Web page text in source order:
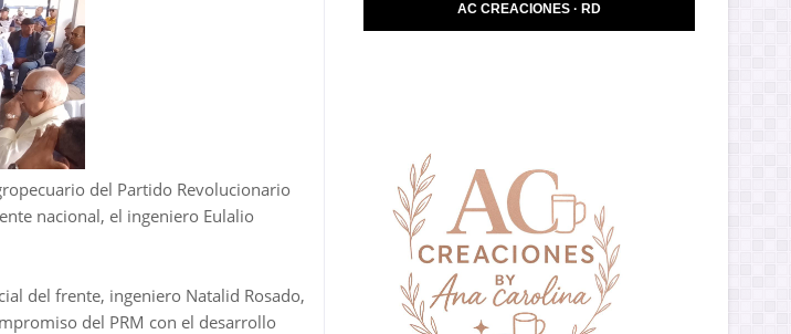
del Partido Revolucionario
nacional, el ingeniero Eulalio
del frente, ingeniero Natalid Rosado,
del PRM con el desarrollo
AC CREACIONES · RD